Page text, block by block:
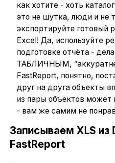
как хотите - хоть
это не шутка, люди и не
экспортируйте готовый
Excel! Да, используйте
подготовке отчёта -
ТАБЛИЧНЫМ,
FastReport, понятно,
друг на друга объекты
из пары объектов может
- вам же самим не
Записываем XLS
FastReport